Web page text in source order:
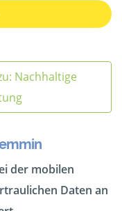
Nachhaltige
der mobilen
Daten an